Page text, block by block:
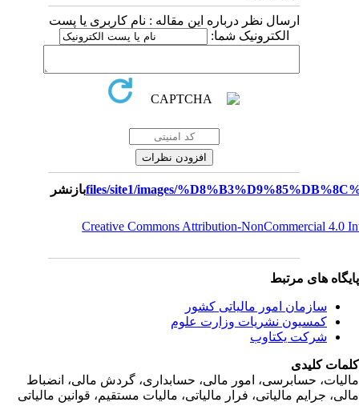
ارسال نظر درباره این مقاله : نام کاربری یا پست
الکترونیک شما:
بازنشر
Creative Commons Attribution-NonCommercial 4.0
های مرتبط
سازمان امور مالياتی کشور
کمسیون نشریات وزارت علوم
شرکت یکتاوب
کلیدی
حسابرسی، امور مالی، حسابداری، گردش مالی، انضباط
جرايم مالياتی، فرار مالياتی، ماليات مستقيم، قوانين مالياتی